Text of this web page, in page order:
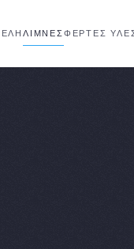
ΛΊΜΝΕΣ ΦΕΡΤΕΣ